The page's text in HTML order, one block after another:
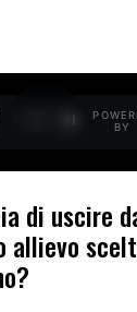
BY
di uscire
allievo